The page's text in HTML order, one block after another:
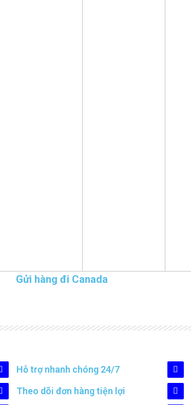
Gửi hàng đi Canada
Hỗ trợ nhanh chóng 24/7
Theo dõi đơn hàng tiện lợi